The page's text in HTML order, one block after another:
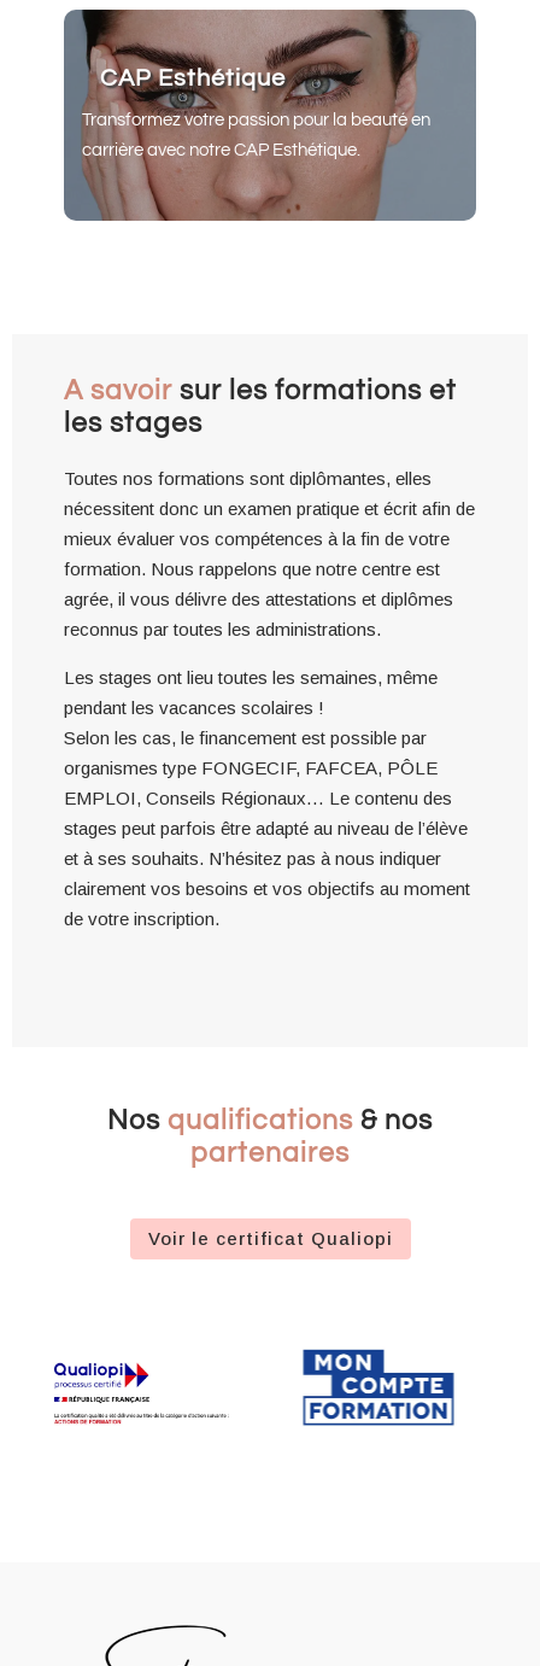
CAP Esthétique
Transformez votre passion pour la beauté en
carrière avec notre CAP Esthétique.
A savoir sur les formations et
les stages
Toutes nos formations sont diplômantes, elles
nécessitent donc un examen pratique et écrit afin de
mieux évaluer vos compétences à la fin de votre
formation. Nous rappelons que notre centre est
agrée, il vous délivre des attestations et diplômes
reconnus par toutes les administrations.
Les stages ont lieu toutes les semaines, même
pendant les vacances scolaires !
Selon les cas, le financement est possible par
organismes type FONGECIF, FAFCEA, PÔLE
EMPLOI, Conseils Régionaux… Le contenu des
stages peut parfois être adapté au niveau de l’élève
et à ses souhaits. N’hésitez pas à nous indiquer
clairement vos besoins et vos objectifs au moment
de votre inscription.
Nos qualifications & nos
partenaires
Voir le certificat Qualiopi